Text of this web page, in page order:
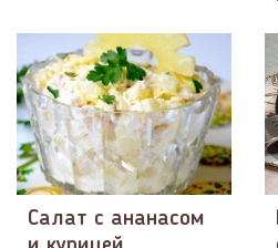
Салат с ананасом